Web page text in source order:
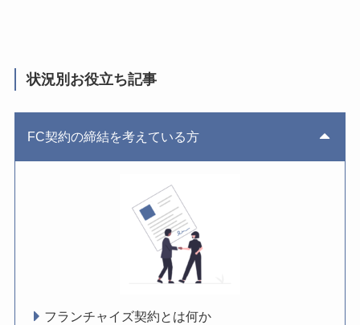
状況別お役立ち記事
FC契約の締結を考えている方
フランチャイズ契約とは何か